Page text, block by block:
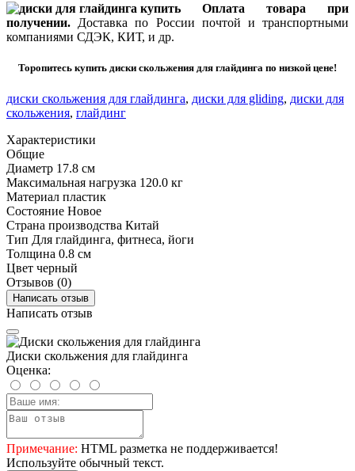
Оплата товара при
получении. Доставка по России почтой и транспортными
компаниями СДЭК, КИТ, и др.
Торопитесь купить диски скольжения для глайдинга по низкой цене!
диски скольжения для глайдинга, диски для gliding, диски для
скольжения, глайдинг
Характеристики
Общие
Диаметр 17.8 см
Максимальная нагрузка 120.0 кг
Материал пластик
Состояние Новое
Страна производства Китай
Тип Для глайдинга, фитнеса, йоги
Толщина 0.8 см
Цвет черный
Отзывов (0)
Написать отзыв
Написать отзыв
Диски скольжения для глайдинга
Оценка:
Примечание: HTML разметка не поддерживается!
Используйте обычный текст.